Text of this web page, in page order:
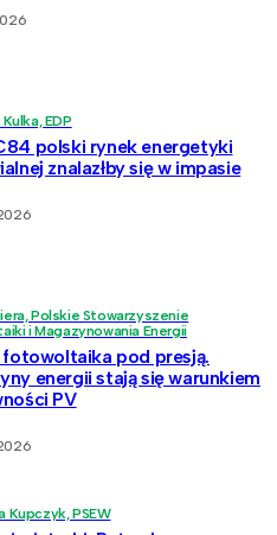
EDP
polski rynek energetyki
znalazłby się w impasie
Polskie Stowarzyszenie
i Magazynowania Energii
fotowoltaika pod presją.
energii stają się warunkiem
PV
Kupczyk, PSEW